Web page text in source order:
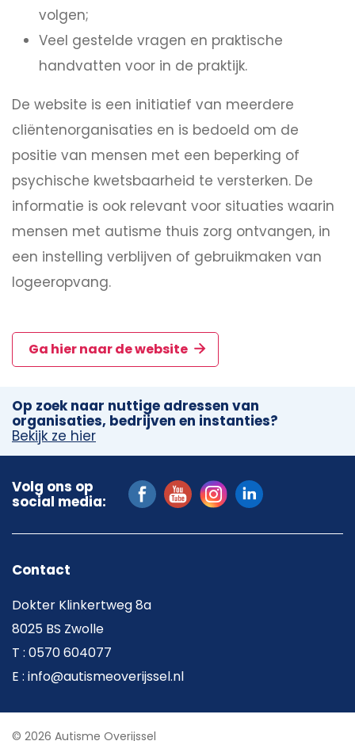
volgen;
Veel gestelde vragen en praktische
handvatten voor in de praktijk.
De website is een initiatief van meerdere
cliëntenorganisaties en is bedoeld om de
positie van mensen met een beperking of
psychische kwetsbaarheid te versterken. De
informatie is ook relevant voor situaties waarin
mensen met autisme thuis zorg ontvangen, in
een instelling verblijven of gebruikmaken van
logeeropvang.
Ga hier naar de website
Op zoek naar nuttige adressen van
organisaties, bedrijven en instanties?
Bekijk ze hier
Volg ons op
social media:
Contact
Dokter Klinkertweg 8a
8025 BS Zwolle
T : 0570 604077
E : info@autismeoverijssel.nl
© 2026 Autisme Overijssel